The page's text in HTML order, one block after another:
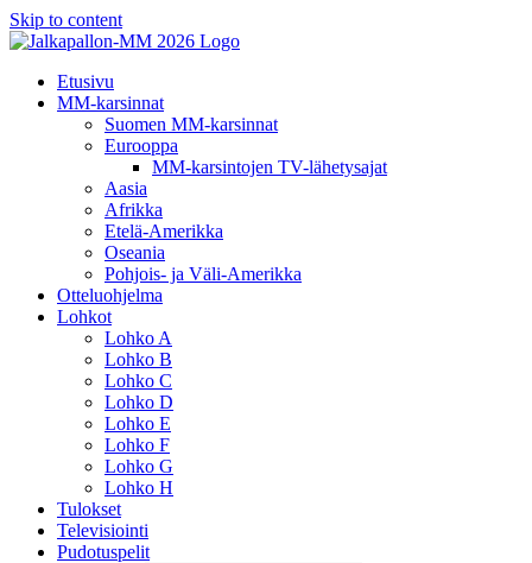
Skip to content
Etusivu
MM-karsinnat
Suomen MM-karsinnat
Eurooppa
MM-karsintojen TV-lähetysajat
Aasia
Afrikka
Etelä-Amerikka
Oseania
Pohjois- ja Väli-Amerikka
Otteluohjelma
Lohkot
Lohko A
Lohko B
Lohko C
Lohko D
Lohko E
Lohko F
Lohko G
Lohko H
Tulokset
Televisiointi
Pudotuspelit